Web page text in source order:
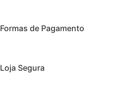
Formas de Pagamento
Loja Segura